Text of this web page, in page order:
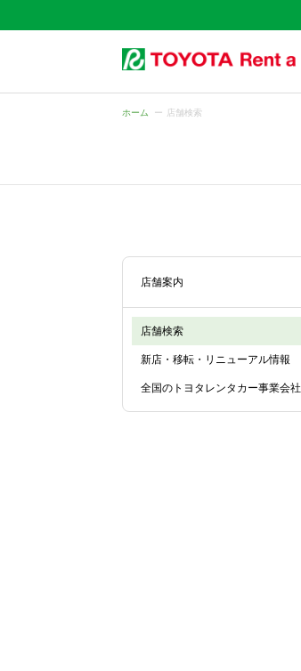
ホーム 店舗検索
店舗案内
店舗検索
新店・移転・リニューアル情報
全国のトヨタレンタカー事業会社